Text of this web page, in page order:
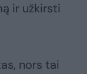
ir užkirsti
nors tai